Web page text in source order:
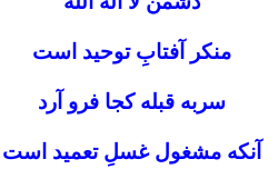
منکر آفتابِ توحید است
سربه قبله کجا فرو آرد
آنکه مشغول غسلِ تعمید است